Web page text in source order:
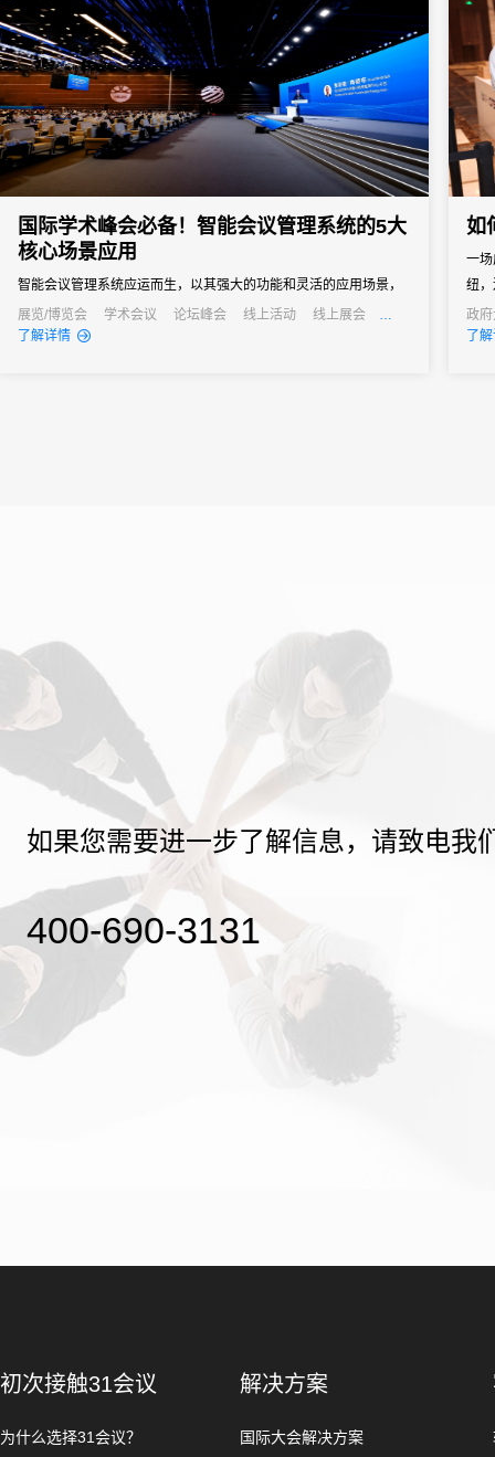
国际学术峰会必备！智能会议管理系统的5大
核心场景应用
智能会议管理系统应运而生，以其强大的功能和灵活的应用场景，
成为国际学术峰会不可或缺的得力助手。
展览/博览会 学术会议 论坛峰会 线上活动
线上展会
发布会
培训会
了解详情
如
一
纽
政
线
了
如果您需要进一步了解信息，请致电我
400-690-3131
初次接触31会议
为什么选择31会议？
解决方案
国际大会解决方案